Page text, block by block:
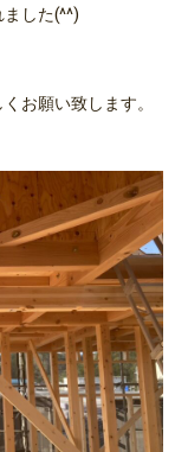
した(^^)
お願い致します。